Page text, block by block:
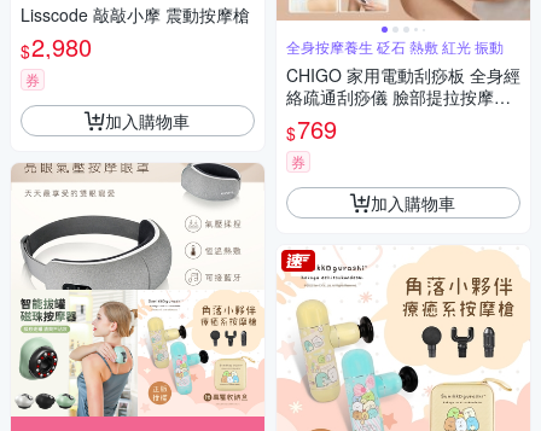
Lisscode 敲敲小摩 震動按摩槍
$2,980
券
加入購物車
全身按摩養生 砭石 熱敷 紅光 振動
CHIGO 家用電動刮痧板 全身經
絡疏通刮痧儀 臉部提拉按摩儀
熱敷揉腹儀 頸椎肌肉淋巴排毒
按摩放鬆儀（非醫療器材）
$769
券
加入購物車